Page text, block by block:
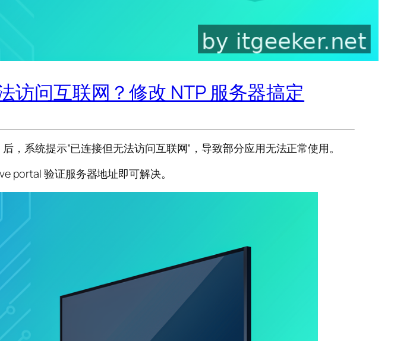
访问互联网？修改 NTP 服务器搞定
，系统提示”已连接但无法访问互联网”，导致部分应用无法正常使用。
portal 验证服务器地址即可解决。